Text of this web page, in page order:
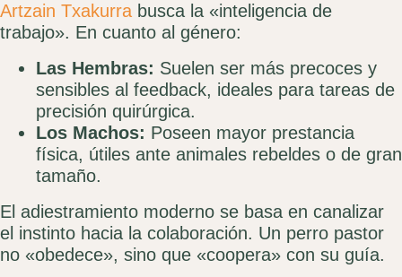
Artzain Txakurra busca la «inteligencia de
trabajo». En cuanto al género:
Las Hembras: Suelen ser más precoces y
sensibles al feedback, ideales para tareas de
precisión quirúrgica.
Los Machos: Poseen mayor prestancia
física, útiles ante animales rebeldes o de gran
tamaño.
El adiestramiento moderno se basa en canalizar
el instinto hacia la colaboración. Un perro pastor
no «obedece», sino que «coopera» con su guía.